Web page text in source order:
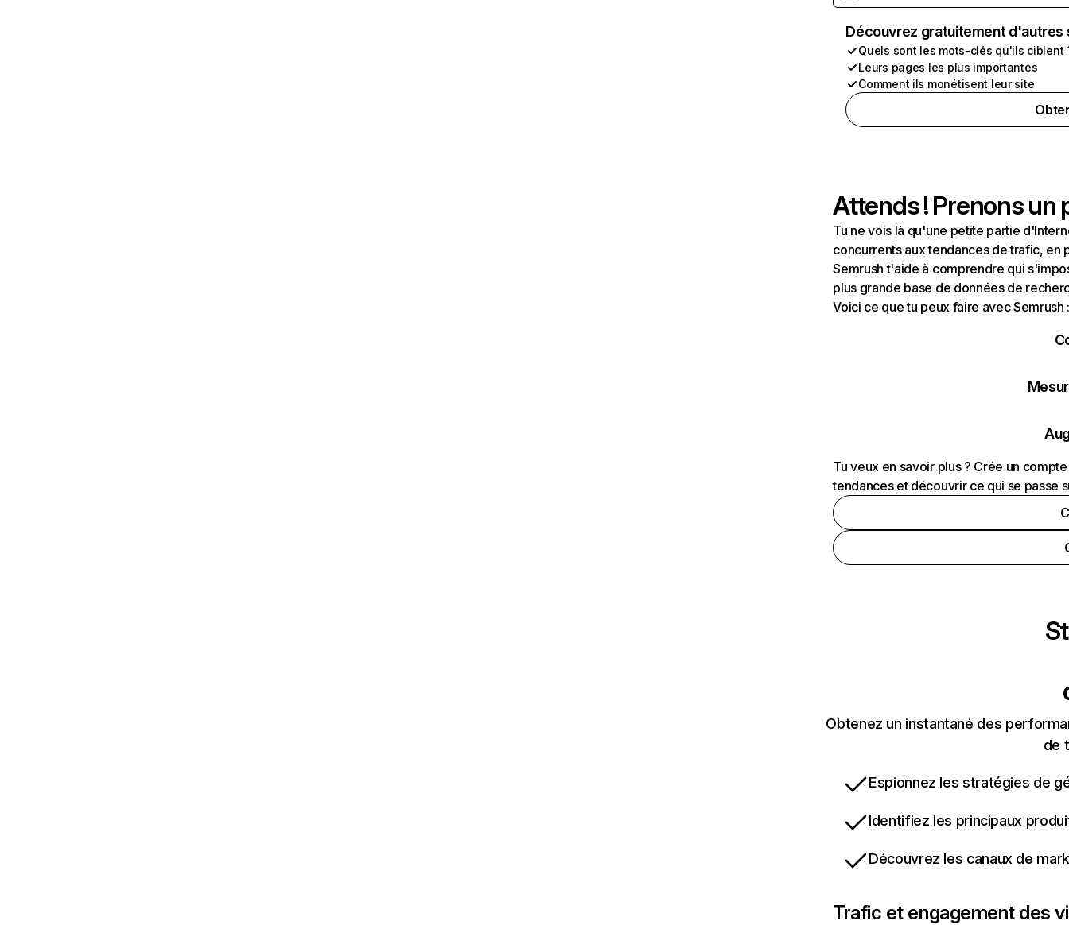
Découvrez gratuitement
Quels sont les mots-clés qu'ils ciblent
Leurs pages les plus importantes
Comment ils monétisent leur site
Attends ! Prenons un
Tu ne vois là qu'une petite partie
concurrents aux tendances de trafic, en
Semrush t'aide à comprendre qui
plus grande base de données de
Voici ce que tu peux faire avec Semrush
Tu veux en savoir plus ? Crée un
tendances et découvrir ce qui se passe
Obtenez un instantané des
de
Espionnez les stratégies de
Identifiez les principaux
Découvrez les canaux de
Trafic et engagement des